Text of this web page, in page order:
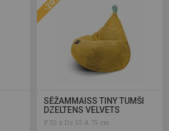
SĒŽAMMAISS TINY TUMŠI
DZELTENS VELVETS
P 55 x Dz 55 A 75 cm